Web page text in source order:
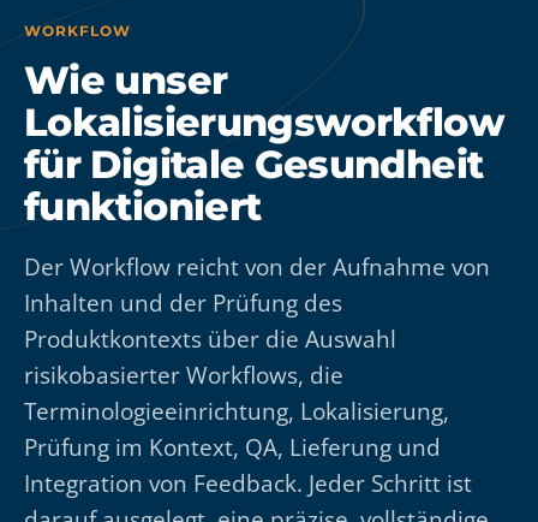
WORKFLOW
Wie unser
Lokalisierungsworkflow
für Digitale Gesundheit
funktioniert
Der Workflow reicht von der Aufnahme von
Inhalten und der Prüfung des
Produktkontexts über die Auswahl
risikobasierter Workflows, die
Terminologieeinrichtung, Lokalisierung,
Prüfung im Kontext, QA, Lieferung und
Integration von Feedback. Jeder Schritt ist